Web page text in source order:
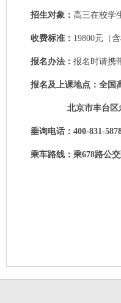
招生对象： 高三在校学
收费标准： 19800元（
报名办法：报名 时请携
报名及上课地点：全国
北京市丰台区永合
垂询电话：400-831-
乘车路线：乘678路公